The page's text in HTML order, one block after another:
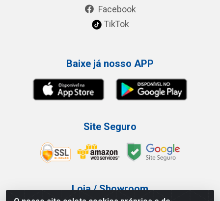
Facebook
TikTok
Baixe já nosso APP
Site Seguro
Loja / Showroom